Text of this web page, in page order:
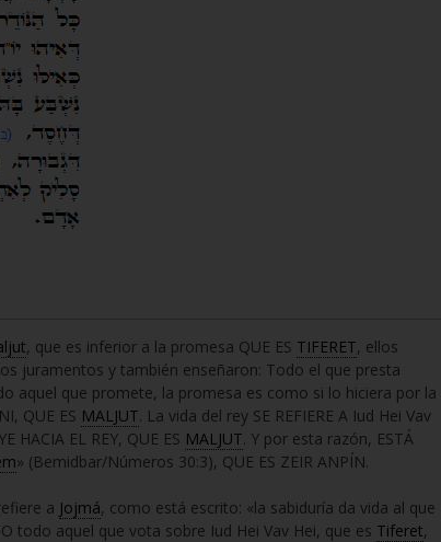
, que es inferior a la promesa QUE ES TIFERET, ellos
juramentos y también enseñaron: Todo el que presta
aquel que promete, la promesa es como si lo hiciera por la
QUE ES MALJUT. La vida del rey SE REFIERE A Iud Hei Vav
HACIA EL REY, QUE ES MALJUT. Y por esta razón, ESTÁ
» (Bemidbar/Números 30:3), QUE ES ZEIR ANPÍN.
a Jojmá, como está escrito: «la sabiduría da vida al que
todo aquel que vota sobre Iud Hei Vav Hei, que es Tiferet,